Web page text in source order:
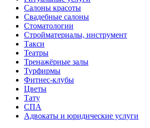
Салоны красоты
Свадебные салоны
Стоматологии
Стройматериалы, инструмент
Такси
Театры
Тренажёрные залы
Турфирмы
Фитнес-клубы
Цветы
Тату
СПА
Адвокаты и юридические услуги